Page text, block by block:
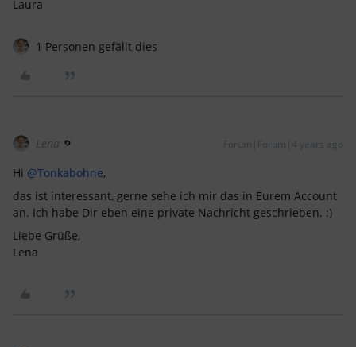
Laura
1 Personen gefällt dies
Lena Forum|Forum|4 years ago
Hi @Tonkabohne,
das ist interessant, gerne sehe ich mir das in Eurem Account
an. Ich habe Dir eben eine private Nachricht geschrieben. :)
Liebe Grüße,
Lena